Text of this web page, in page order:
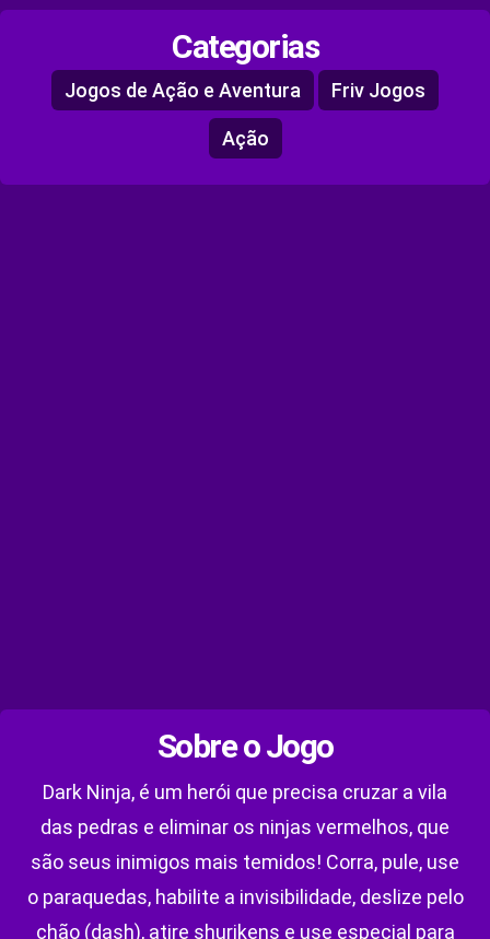
Categorias
Jogos de Ação e Aventura Friv Jogos
Ação
Sobre o Jogo
Dark Ninja, é um herói que precisa cruzar a vila
das pedras e eliminar os ninjas vermelhos, que
são seus inimigos mais temidos! Corra, pule, use
o paraquedas, habilite a invisibilidade, deslize pelo
chão (dash), atire shurikens e use especial para